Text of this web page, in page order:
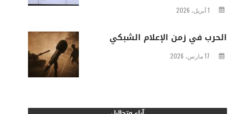
1 أبريل، 2026
الحرب في زمن الإعلام الشبكي
17 مارس، 2026